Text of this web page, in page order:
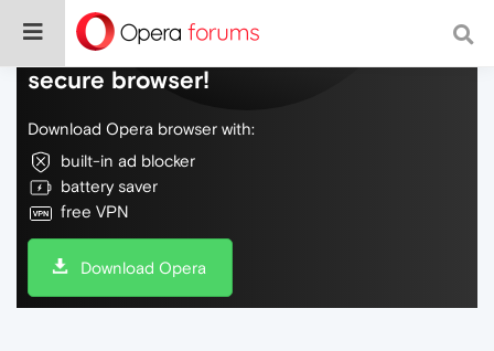
Do more on the web, with a fast and
secure browser!
Download Opera browser with:
built-in ad blocker
battery saver
free VPN
Download Opera